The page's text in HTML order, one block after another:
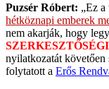
Puzsér Róbert: „Ez
hétköznapi emberek
nem akarják, hogy
nyilatkozatát követően
folytatott a Erős